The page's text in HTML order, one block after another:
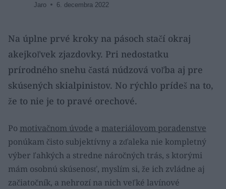
Jaro 6. decembra 2022
Na úplne prvé kroky na pásoch stačí okraj
akejkoľvek zjazdovky. Pri nedostatku
prírodného snehu častá núdzová voľba aj pre
skúsených skialpinistov. No rýchlo prídeš na to,
že to nie je to pravé orechové.
Po motivačnom úvode a materiálovom poradenstve
ponúkam čisto subjektívny a zďaleka nie kompletný
výber ľahkých a stredne náročných trás, s ktorými
mám osobnú skúsenosť, myslím si, že ich zvládne aj
začiatočník, a nehrozí na nich veľké lavínové